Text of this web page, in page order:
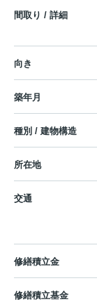
間取り / 詳細
向き
築年月
種別 / 建物構造
所在地
交通
修繕積立金
修繕積立基金